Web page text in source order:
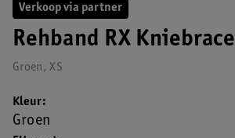
Verkoop via partner
Rehband RX Kniebrace
Groen, XS
Kleur
Groen